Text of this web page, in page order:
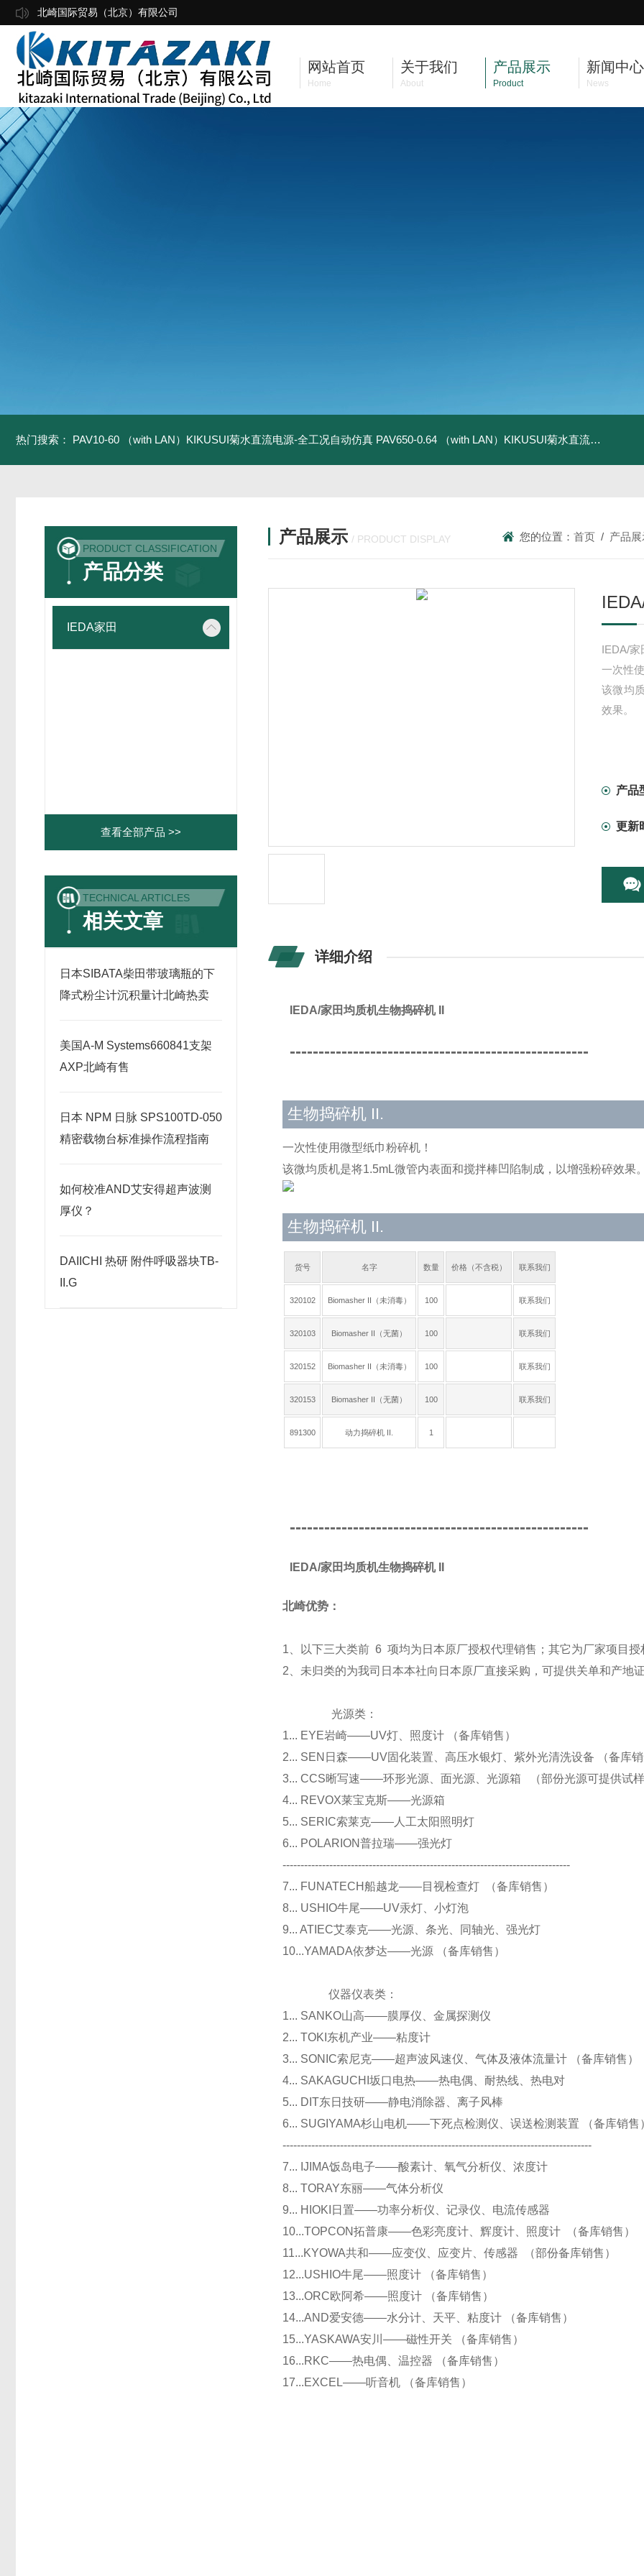
北崎国际贸易（北京）有限公司
网站首页
Home
关于我们
About
产品展示
Product
新闻中心
News
热门搜索： PAV10-60 （with LAN）KIKUSUI菊水直流电源-全工况自动仿真 PAV650-0.64 （with LAN）KIKUSUI菊水直流电源-四象限节能测试
PRODUCT CLASSIFICATION
产品分类
IEDA家田
查看全部产品 >>
TECHNICAL ARTICLES
相关文章
日本SIBATA柴田带玻璃瓶的下
降式粉尘计沉积量计北崎热卖
美国A-M Systems660841支架
AXP北崎有售
日本 NPM 日脉 SPS100TD-050
精密载物台标准操作流程指南
如何校准AND艾安得超声波测
厚仪？
DAIICHI 热研 附件呼吸器块TB-
II.G
产品展示 / PRODUCT DISPLAY 您的位置： 首页 / 产品
IEDA/家
一次性
该微均
效果。
产品
更新
详细介绍
IEDA/家田均质机生物捣碎机 II
----------------------------------------------------
生物捣碎机 II.
一次性使用微型纸巾粉碎机！
该微均质机是将1.5mL微管内表面和搅拌棒凹陷制成，以增强粉碎效果
生物捣碎机 II.
货号 名字 数量 价格（不含税） 联系我们
320102 Biomasher II（未消毒） 100 联系我们
320103 Biomasher II（无菌） 100 联系我们
320152 Biomasher II（未消毒） 100 联系我们
320153 Biomasher II（无菌） 100 联系我们
891300 动力捣碎机 II. 1
----------------------------------------------------
IEDA/家田均质机生物捣碎机 II
北崎优势：
1、以下三大类前 6 项均为日本原厂授权代理销售；其它为厂家项目授
2、未归类的为我司日本本社向日本原厂直接采购，可提供关单和产地
光源类：
1... EYE岩崎——UV灯、照度计 （备库销售）
2... SEN日森——UV固化装置、高压水银灯、紫外光清洗设备 （备库
3... CCS晰写速——环形光源、面光源、光源箱 （部份光源可提供试
4... REVOX莱宝克斯——光源箱
5... SERIC索莱克——人工太阳照明灯
6... POLARION普拉瑞——强光灯
--------------------------------------------------------------------------------
7... FUNATECH船越龙——目视检查灯 （备库销售）
8... USHIO牛尾——UV汞灯、小灯泡
9... ATIEC艾泰克——光源、条光、同轴光、强光灯
10...YAMADA依梦达——光源 （备库销售）
仪器仪表类：
1... SANKO山高——膜厚仪、金属探测仪
2... TOKI东机产业——粘度计
3... SONIC索尼克——超声波风速仪、气体及液体流量计 （备库销售）
4... SAKAGUCHI坂口电热——热电偶、耐热线、热电对
5... DIT东日技研——静电消除器、离子风棒
6... SUGIYAMA杉山电机——下死点检测仪、误送检测装置 （备库销售
--------------------------------------------------------------------------------------
7... IJIMA饭岛电子——酸素计、氧气分析仪、浓度计
8... TORAY东丽——气体分析仪
9... HIOKI日置——功率分析仪、记录仪、电流传感器
10...TOPCON拓普康——色彩亮度计、辉度计、照度计 （备库销售）
11...KYOWA共和——应变仪、应变片、传感器 （部份备库销售）
12...USHIO牛尾——照度计 （备库销售）
13...ORC欧阿希——照度计 （备库销售）
14...AND爱安德——水分计、天平、粘度计 （备库销售）
15...YASKAWA安川——磁性开关 （备库销售）
16...RKC——热电偶、温控器 （备库销售）
17...EXCEL——听音机 （备库销售）